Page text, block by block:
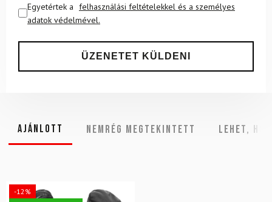
Egyetértek a felhasználási feltételekkel és a személyes
adatok védelmével.
Ajánlott NEMRÉG MEGTEKINTETT Lehet,
-12%